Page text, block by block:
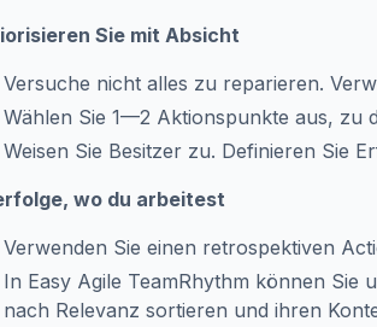
Sie mit Absicht
Versuche nicht alles zu reparieren.
Wählen Sie 1—2 Aktionspunkte aus, zu
Weisen Sie Besitzer zu. Definieren Sie
wo du arbeitest
Verwenden Sie einen retrospektiven
In Easy Agile TeamRhythm können Sie
nach Relevanz sortieren und ihren